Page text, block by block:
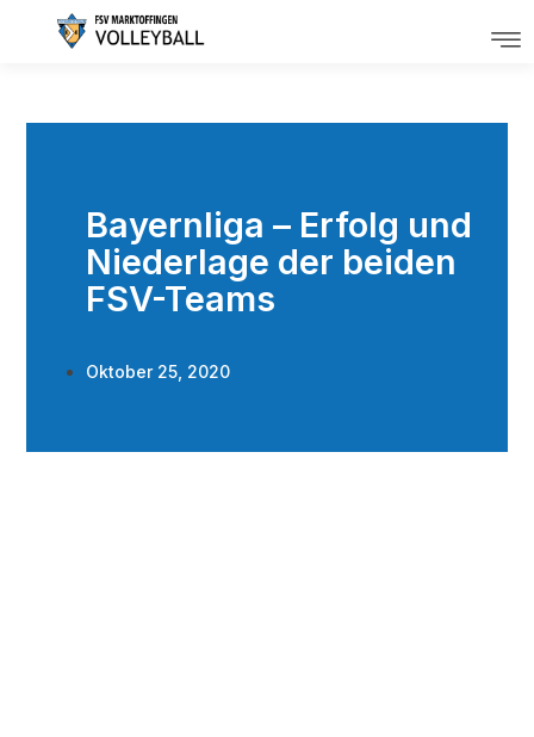
Bayernliga – Erfolg und
Niederlage der beiden
FSV-Teams
Oktober 25, 2020